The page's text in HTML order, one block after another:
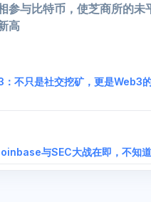
参与比特币，使芝商所的未
高
不只是社交挖矿，更是Web3
与SEC大战在即，不知